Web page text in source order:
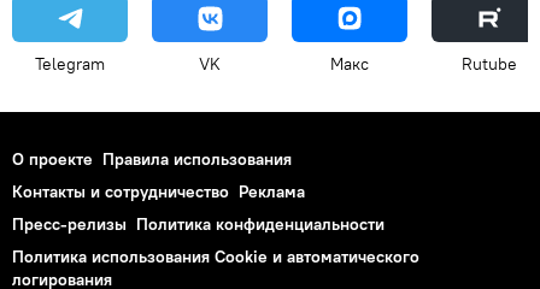
Telegram VK Макс Rutube
О проекте Правила использования
Контакты и сотрудничество Реклама
Пресс-релизы Политика конфиденциальности
Политика использования Cookie и автоматического
логирования